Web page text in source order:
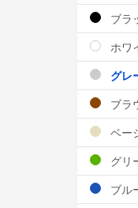
ブラ
ホワ
グレ
ブラ
ベー
グリ
ブル